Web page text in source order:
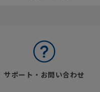
サポート・お問い合わせ